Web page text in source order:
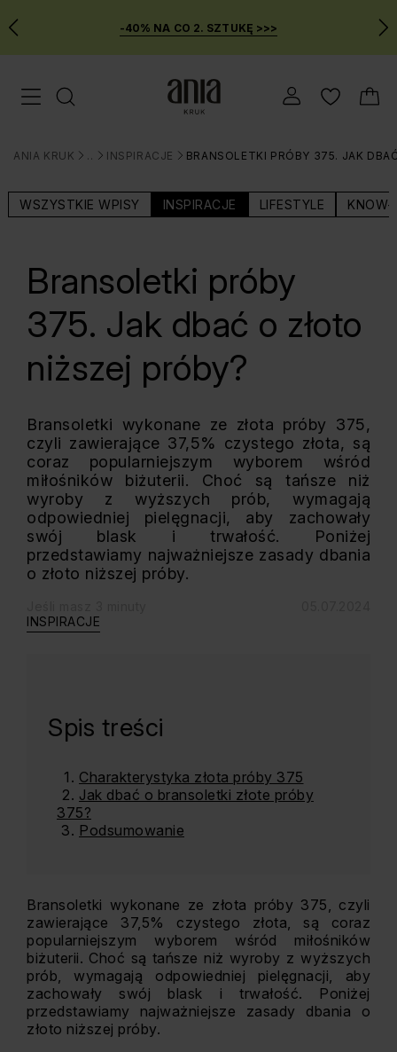
Przejdź
do
MENU
-40% NA CO 2. SZTUKĘ >>>
Menu mobilne
ANIA KRUK
>
BLOG
>
INSPIRACJE
>
BRANSOLETKI PRÓBY 375. JAK
WSZYSTKIE WPISY INSPIRACJE LIFESTYLE KNOW-
Bransoletki próby
375. Jak dbać o złoto
niższej próby?
Bransoletki wykonane ze złota próby 375,
czyli zawierające 37,5% czystego złota, są
coraz popularniejszym wyborem wśród
miłośników biżuterii. Choć są tańsze niż
wyroby z wyższych prób, wymagają
odpowiedniej pielęgnacji, aby zachowały
swój blask i trwałość. Poniżej
przedstawiamy najważniejsze zasady dbania
o złoto niższej próby.
INSPIRACJE
Spis treści
Charakterystyka złota próby 375
Jak dbać o bransoletki złote próby
375?
Podsumowanie
Bransoletki wykonane ze złota próby 375, czyli
zawierające 37,5% czystego złota, są coraz
popularniejszym wyborem wśród miłośników
biżuterii. Choć są tańsze niż wyroby z wyższych
prób, wymagają odpowiedniej pielęgnacji, aby
zachowały swój blask i trwałość. Poniżej
przedstawiamy najważniejsze zasady dbania o
złoto niższej próby.